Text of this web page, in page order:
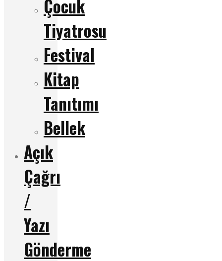
Çocuk
Tiyatrosu
Festival
Kitap
Tanıtımı
Bellek
Açık
Çağrı
/
Yazı
Gönderme